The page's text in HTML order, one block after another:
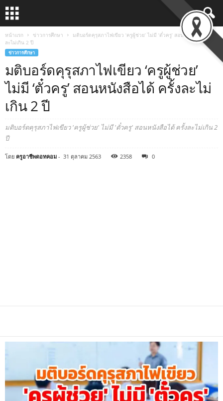
หน้าแรก ข่าวการศึกษา
มติบอร์ดคุรุสภาไฟเขียว ‘ครูผู้ช่วย’ ไม่มี ‘ตั๋วครู’ สอนหนังสือได้ ครั้ง
ละไม่เกิน 2 ปี
ข่าวการศึกษา
มติบอร์ดคุรุสภาไฟเขียว ‘ครูผู้ช่วย’
ไม่มี ‘ตั๋วครู’ สอนหนังสือได้ ครั้งละไม่
เกิน 2 ปี
มติบอร์ดคุรุสภาไฟเขียว 'ครูผู้ช่วย' ไม่มี 'ตั๋วครู' สอนหนังสือได้ ครั้งละไม่เกิน 2
ปี
โดย ครูอาชีพดอทคอม - 31 ตุลาคม 2563 2358 0